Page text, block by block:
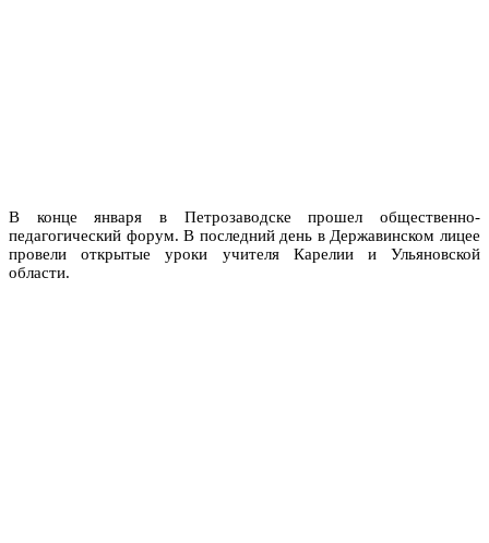
В конце января в Петрозаводске прошел общественно-
педагогический форум. В последний день в Державинском лицее
провели открытые уроки учителя Карелии и Ульяновской
области.